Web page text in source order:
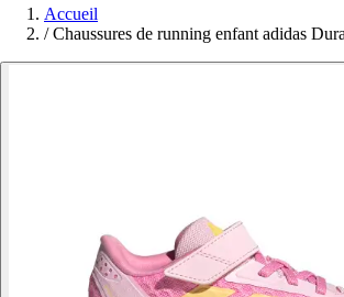
Accueil
/ Chaussures de running enfant adidas